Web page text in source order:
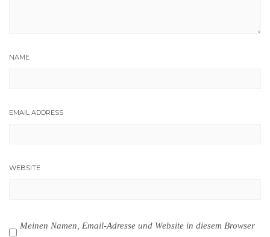
NAME
EMAIL ADDRESS
WEBSITE
Meinen Namen, Email-Adresse und Website in diesem Browser